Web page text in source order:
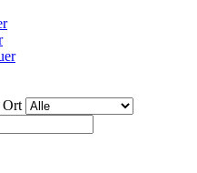
Ort